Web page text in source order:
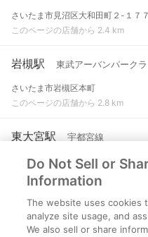
さいたま市見沼区大和田町２-１７
このページの店舗から 2.4 km
岩槻駅 東武アーバンパークラ
さいたま市岩槻区本町
このページの店舗から 2.8 km
東大宮駅 宇都宮線
さいたま市見沼区東大宮４丁目
このページの店舗から 4 km
大宮公園駅 東武アーバンパ
さいたま市大宮区寿能町１-１７２
Do Not Sell or
Information
The website uses cookies
analyze site usage, and
We also sell or share